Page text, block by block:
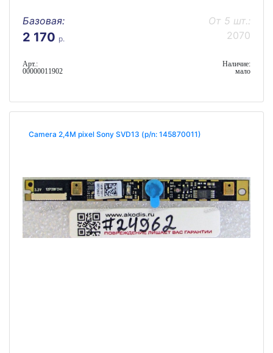
Базовая:
2 170 р.
От 5 шт.:
2070
Арт.:
00000011902
Наличие:
мало
Camera 2,4M pixel Sony SVD13 (p/n: 145870011)